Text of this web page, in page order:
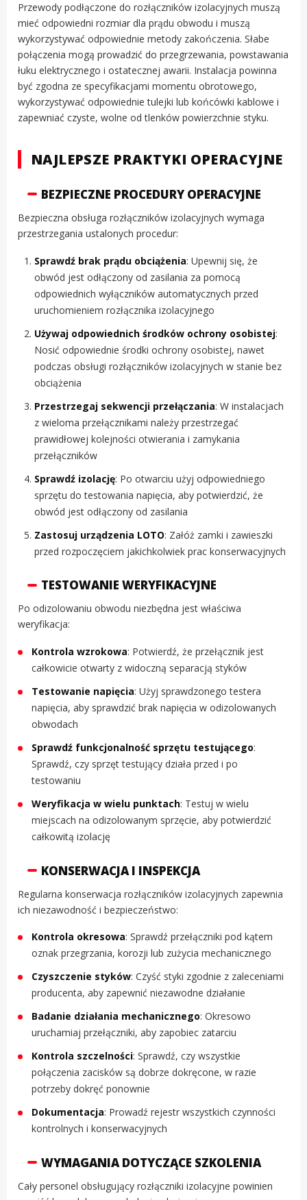
Przewody podłączone do rozłączników izolacyjnych muszą
mieć odpowiedni rozmiar dla prądu obwodu i muszą
wykorzystywać odpowiednie metody zakończenia. Słabe
połączenia mogą prowadzić do przegrzewania, powstawania
łuku elektrycznego i ostatecznej awarii. Instalacja powinna
być zgodna ze specyfikacjami momentu obrotowego,
wykorzystywać odpowiednie tulejki lub końcówki kablowe i
zapewniać czyste, wolne od tlenków powierzchnie styku.
NAJLEPSZE PRAKTYKI OPERACYJNE
BEZPIECZNE PROCEDURY OPERACYJNE
Bezpieczna obsługa rozłączników izolacyjnych wymaga
przestrzegania ustalonych procedur:
Sprawdź brak prądu obciążenia: Upewnij się, że
obwód jest odłączony od zasilania za pomocą
odpowiednich wyłączników automatycznych przed
uruchomieniem rozłącznika izolacyjnego
Używaj odpowiednich środków ochrony osobistej:
Nosić odpowiednie środki ochrony osobistej, nawet
podczas obsługi rozłączników izolacyjnych w stanie bez
obciążenia
Przestrzegaj sekwencji przełączania: W instalacjach
z wieloma przełącznikami należy przestrzegać
prawidłowej kolejności otwierania i zamykania
przełączników
Sprawdź izolację: Po otwarciu użyj odpowiedniego
sprzętu do testowania napięcia, aby potwierdzić, że
obwód jest odłączony od zasilania
Zastosuj urządzenia LOTO: Załóż zamki i zawieszki
przed rozpoczęciem jakichkolwiek prac konserwacyjnych
TESTOWANIE WERYFIKACYJNE
Po odizolowaniu obwodu niezbędna jest właściwa
weryfikacja:
Kontrola wzrokowa: Potwierdź, że przełącznik jest
całkowicie otwarty z widoczną separacją styków
Testowanie napięcia: Użyj sprawdzonego testera
napięcia, aby sprawdzić brak napięcia w odizolowanych
obwodach
Sprawdź funkcjonalność sprzętu testującego:
Sprawdź, czy sprzęt testujący działa przed i po
testowaniu
Weryfikacja w wielu punktach: Testuj w wielu
miejscach na odizolowanym sprzęcie, aby potwierdzić
całkowitą izolację
KONSERWACJA I INSPEKCJA
Regularna konserwacja rozłączników izolacyjnych zapewnia
ich niezawodność i bezpieczeństwo:
Kontrola okresowa: Sprawdź przełączniki pod kątem
oznak przegrzania, korozji lub zużycia mechanicznego
Czyszczenie styków: Czyść styki zgodnie z zaleceniami
producenta, aby zapewnić niezawodne działanie
Badanie działania mechanicznego: Okresowo
uruchamiaj przełączniki, aby zapobiec zatarciu
Kontrola szczelności: Sprawdź, czy wszystkie
połączenia zacisków są dobrze dokręcone, w razie
potrzeby dokręć ponownie
Dokumentacja: Prowadź rejestr wszystkich czynności
kontrolnych i konserwacyjnych
WYMAGANIA DOTYCZĄCE SZKOLENIA
Cały personel obsługujący rozłączniki izolacyjne powinien